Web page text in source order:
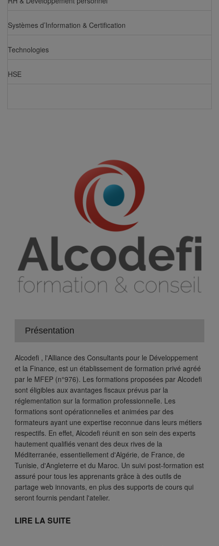
Systèmes d’Information & Certification
Technologies
HSE
Présentation
Alcodefi , l'Alliance des Consultants pour le Développement
et la Finance, est un établissement de formation privé agréé
par le MFEP (n°976). Les formations proposées par Alcodefi
sont éligibles aux avantages fiscaux prévus par la
réglementation sur la formation professionnelle. Les
formations sont opérationnelles et animées par des
formateurs ayant une expertise reconnue dans leurs métiers
respectifs. En effet, Alcodefi réunit en son sein des experts
hautement qualifiés venant des deux rives de la
Méditerranée, essentiellement d'Algérie, de France, de
Tunisie, d'Angleterre et du Maroc. Un suivi post-formation est
assuré pour tous les apprenants grâce à des outils de
partage web innovants, en plus des supports de cours qui
seront fournis pendant l'atelier.
LIRE LA SUITE